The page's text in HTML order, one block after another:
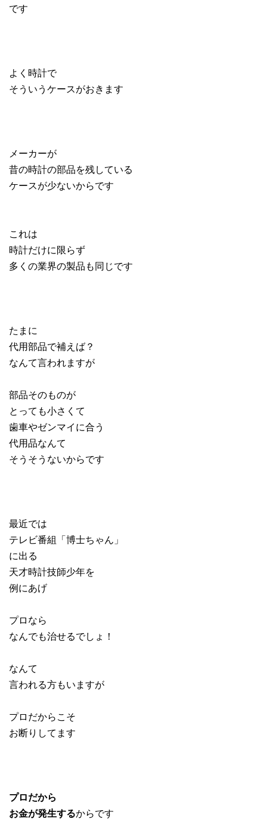
です
よく時計で
そういうケースがおきます
メーカーが
昔の時計の部品を残している
ケースが少ないからです
これは
時計だけに限らず
多くの業界の製品も同じです
たまに
代用部品で補えば？
なんて言われますが
部品そのものが
とっても小さくて
歯車やゼンマイに合う
代用品なんて
そうそうないからです
最近では
テレビ番組「博士ちゃん」
に出る
天才時計技師少年を
例にあげ
プロなら
なんでも治せるでしょ！
なんて
言われる方もいますが
プロだからこそ
お断りしてます
プロだから
お金が発生するからです